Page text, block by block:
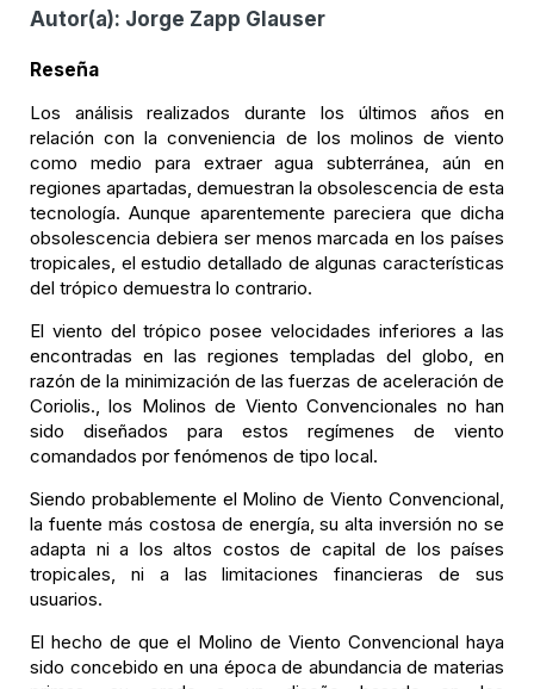
Autor(a): Jorge Zapp Glauser
Reseña
Los análisis realizados durante los últimos años en
relación con la conveniencia de los molinos de viento
como medio para extraer agua subterránea, aún en
regiones apartadas, demuestran la obsolescencia de esta
tecnología. Aunque aparentemente pareciera que dicha
obsolescencia debiera ser menos marcada en los países
tropicales, el estudio detallado de algunas características
del trópico demuestra lo contrario.
El viento del trópico posee velocidades inferiores a las
encontradas en las regiones templadas del globo, en
razón de la minimización de las fuerzas de aceleración de
Coriolis., los Molinos de Viento Convencionales no han
sido diseñados para estos regímenes de viento
comandados por fenómenos de tipo local.
Siendo probablemente el Molino de Viento Convencional,
la fuente más costosa de energía, su alta inversión no se
adapta ni a los altos costos de capital de los países
tropicales, ni a las limitaciones financieras de sus
usuarios.
El hecho de que el Molino de Viento Convencional haya
sido concebido en una época de abundancia de materias